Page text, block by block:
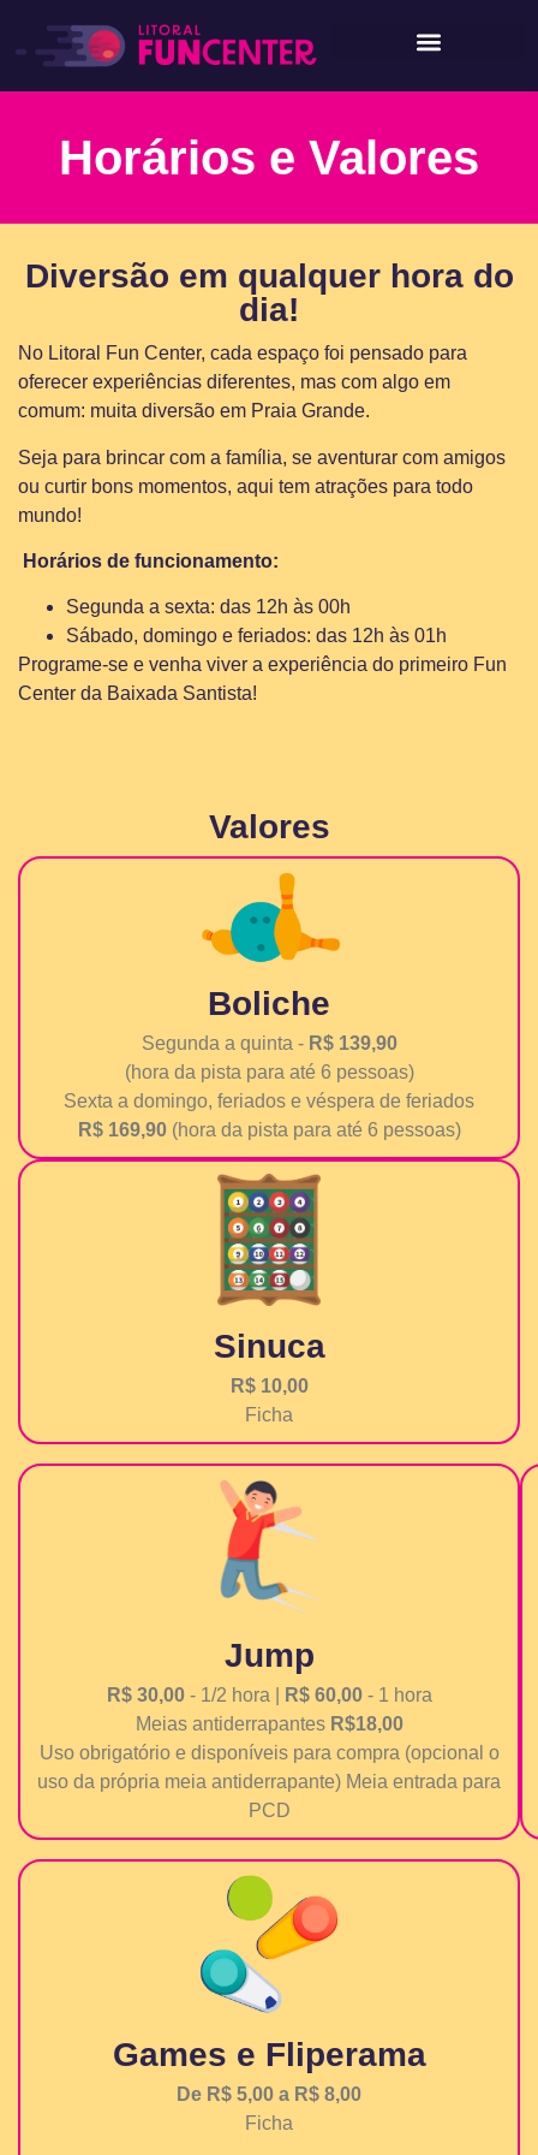
Horários e Valores
Diversão em qualquer hora do
dia!
No Litoral Fun Center, cada espaço foi pensado para
oferecer experiências diferentes, mas com algo em
comum: muita diversão em Praia Grande.
Seja para brincar com a família, se aventurar com amigos
ou curtir bons momentos, aqui tem atrações para todo
mundo!
Horários de funcionamento:
Segunda a sexta: das 12h às 00h
Sábado, domingo e feriados: das 12h às 01h
Programe-se e venha viver a experiência do primeiro Fun
Center da Baixada Santista!
Valores
Boliche
Segunda a quinta - R$ 139,90
(hora da pista para até 6 pessoas)
Sexta a domingo, feriados e véspera de feriados
R$ 169,90(hora da pista para até 6 pessoas)
Sinuca
R$ 10,00
Ficha
Jump
R$ 30,00- 1/2 hora | R$ 60,00- 1 hora
Meias antiderrapantes R$18,00
Uso obrigatório e disponíveis para compra (opcional o
uso da própria meia antiderrapante) Meia entrada para
PCD
Games e Fliperama
De R$ 5,00 a R$ 8,00
Ficha